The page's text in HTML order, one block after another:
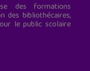
des formations
des bibliothécaires,
le public scolaire